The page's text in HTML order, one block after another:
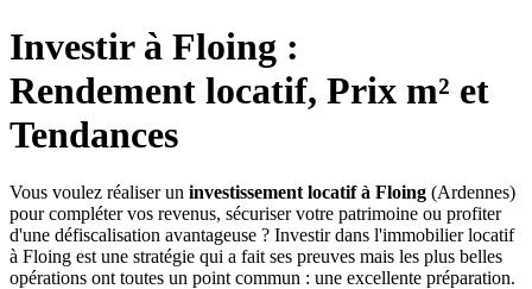
Investir à Floing :
Rendement locatif, Prix m² et
Tendances
Vous voulez réaliser un investissement locatif à Floing (Ardennes)
pour compléter vos revenus, sécuriser votre patrimoine ou profiter
d'une défiscalisation avantageuse ? Investir dans l'immobilier locatif
à Floing est une stratégie qui a fait ses preuves mais les plus belles
opérations ont toutes un point commun : une excellente préparation.